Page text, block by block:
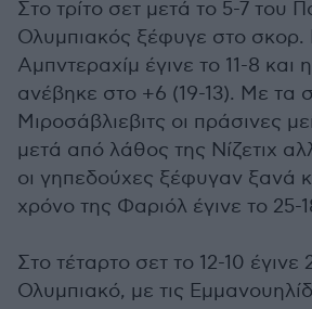
Στο τρίτο σετ μετά το 5-7 του
Ολυμπιακός ξέφυγε στο σκορ.
Αμπντεραχίμ έγινε το 11-8 και
ανέβηκε στο +6 (19-13). Με τα
Μιροσάβλιεβιτς οι πράσινες
μετά από λάθος της Νίζετιχ
οι γηπεδούχες ξέφυγαν ξανά
χρόνο της Φαριόλ έγινε το 25-
Στο τέταρτο σετ το 12-10 έγινε
Ολυμπιακό, με τις